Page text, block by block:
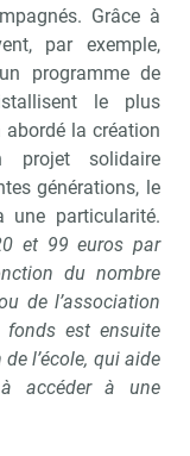
Grâce à
par exemple,
programme de
le plus
abordé la création
projet solidaire
générations, le
une particularité.
et 99 euros par
du nombre
de l’association
fonds est ensuite
l’école, qui aide
accéder à une